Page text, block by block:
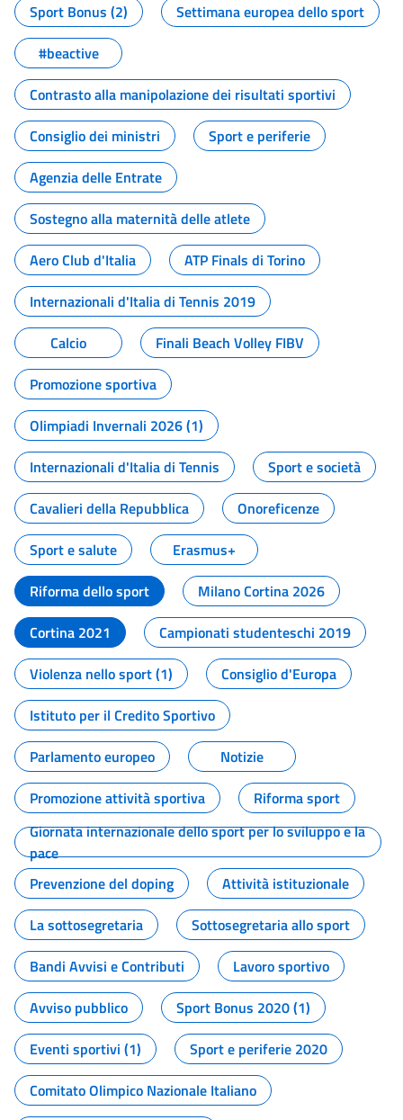
Sport Bonus (2)
Settimana europea dello sport
#beactive
Contrasto alla manipolazione dei risultati sportivi
Consiglio dei ministri
Sport e periferie
Agenzia delle Entrate
Sostegno alla maternità delle atlete
Aero Club d'Italia
ATP Finals di Torino
Internazionali d'Italia di Tennis 2019
Calcio
Finali Beach Volley FIBV
Promozione sportiva
Olimpiadi Invernali 2026 (1)
Internazionali d'Italia di Tennis
Sport e società
Cavalieri della Repubblica
Onoreficenze
Sport e salute
Erasmus+
Riforma dello sport
Milano Cortina 2026
Cortina 2021
Campionati studenteschi 2019
Violenza nello sport (1)
Consiglio d'Europa
Istituto per il Credito Sportivo
Parlamento europeo
Notizie
Promozione attività sportiva
Riforma sport
Giornata internazionale dello sport per lo sviluppo e la
pace
Prevenzione del doping
Attività istituzionale
La sottosegretaria
Sottosegretaria allo sport
Bandi Avvisi e Contributi
Lavoro sportivo
Avviso pubblico
Sport Bonus 2020 (1)
Eventi sportivi (1)
Sport e periferie 2020
Comitato Olimpico Nazionale Italiano